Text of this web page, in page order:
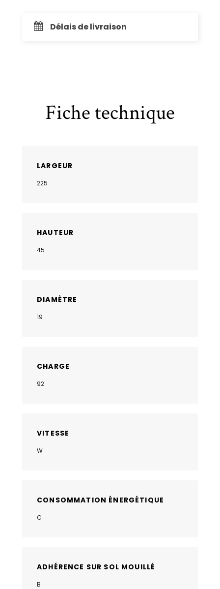
Délais de livraison
Fiche technique
LARGEUR
225
HAUTEUR
45
DIAMÈTRE
19
CHARGE
92
VITESSE
W
CONSOMMATION ÉNERGÉTIQUE
C
ADHÉRENCE SUR SOL MOUILLÉ
B